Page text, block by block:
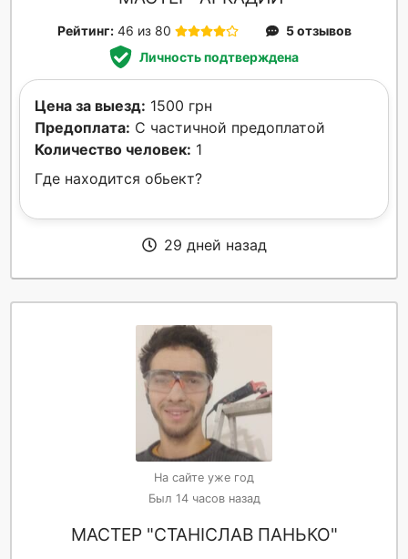
Рейтинг: 46 из 80
5 отзывов
Личность подтверждена
Цена за выезд: 1500 грн
Предоплата: С частичной предоплатой
Количество человек: 1
Где находится обьект?
29 дней назад
На сайте уже год
Был 14 часов назад
МАСТЕР "СТАНІСЛАВ ПАНЬКО"